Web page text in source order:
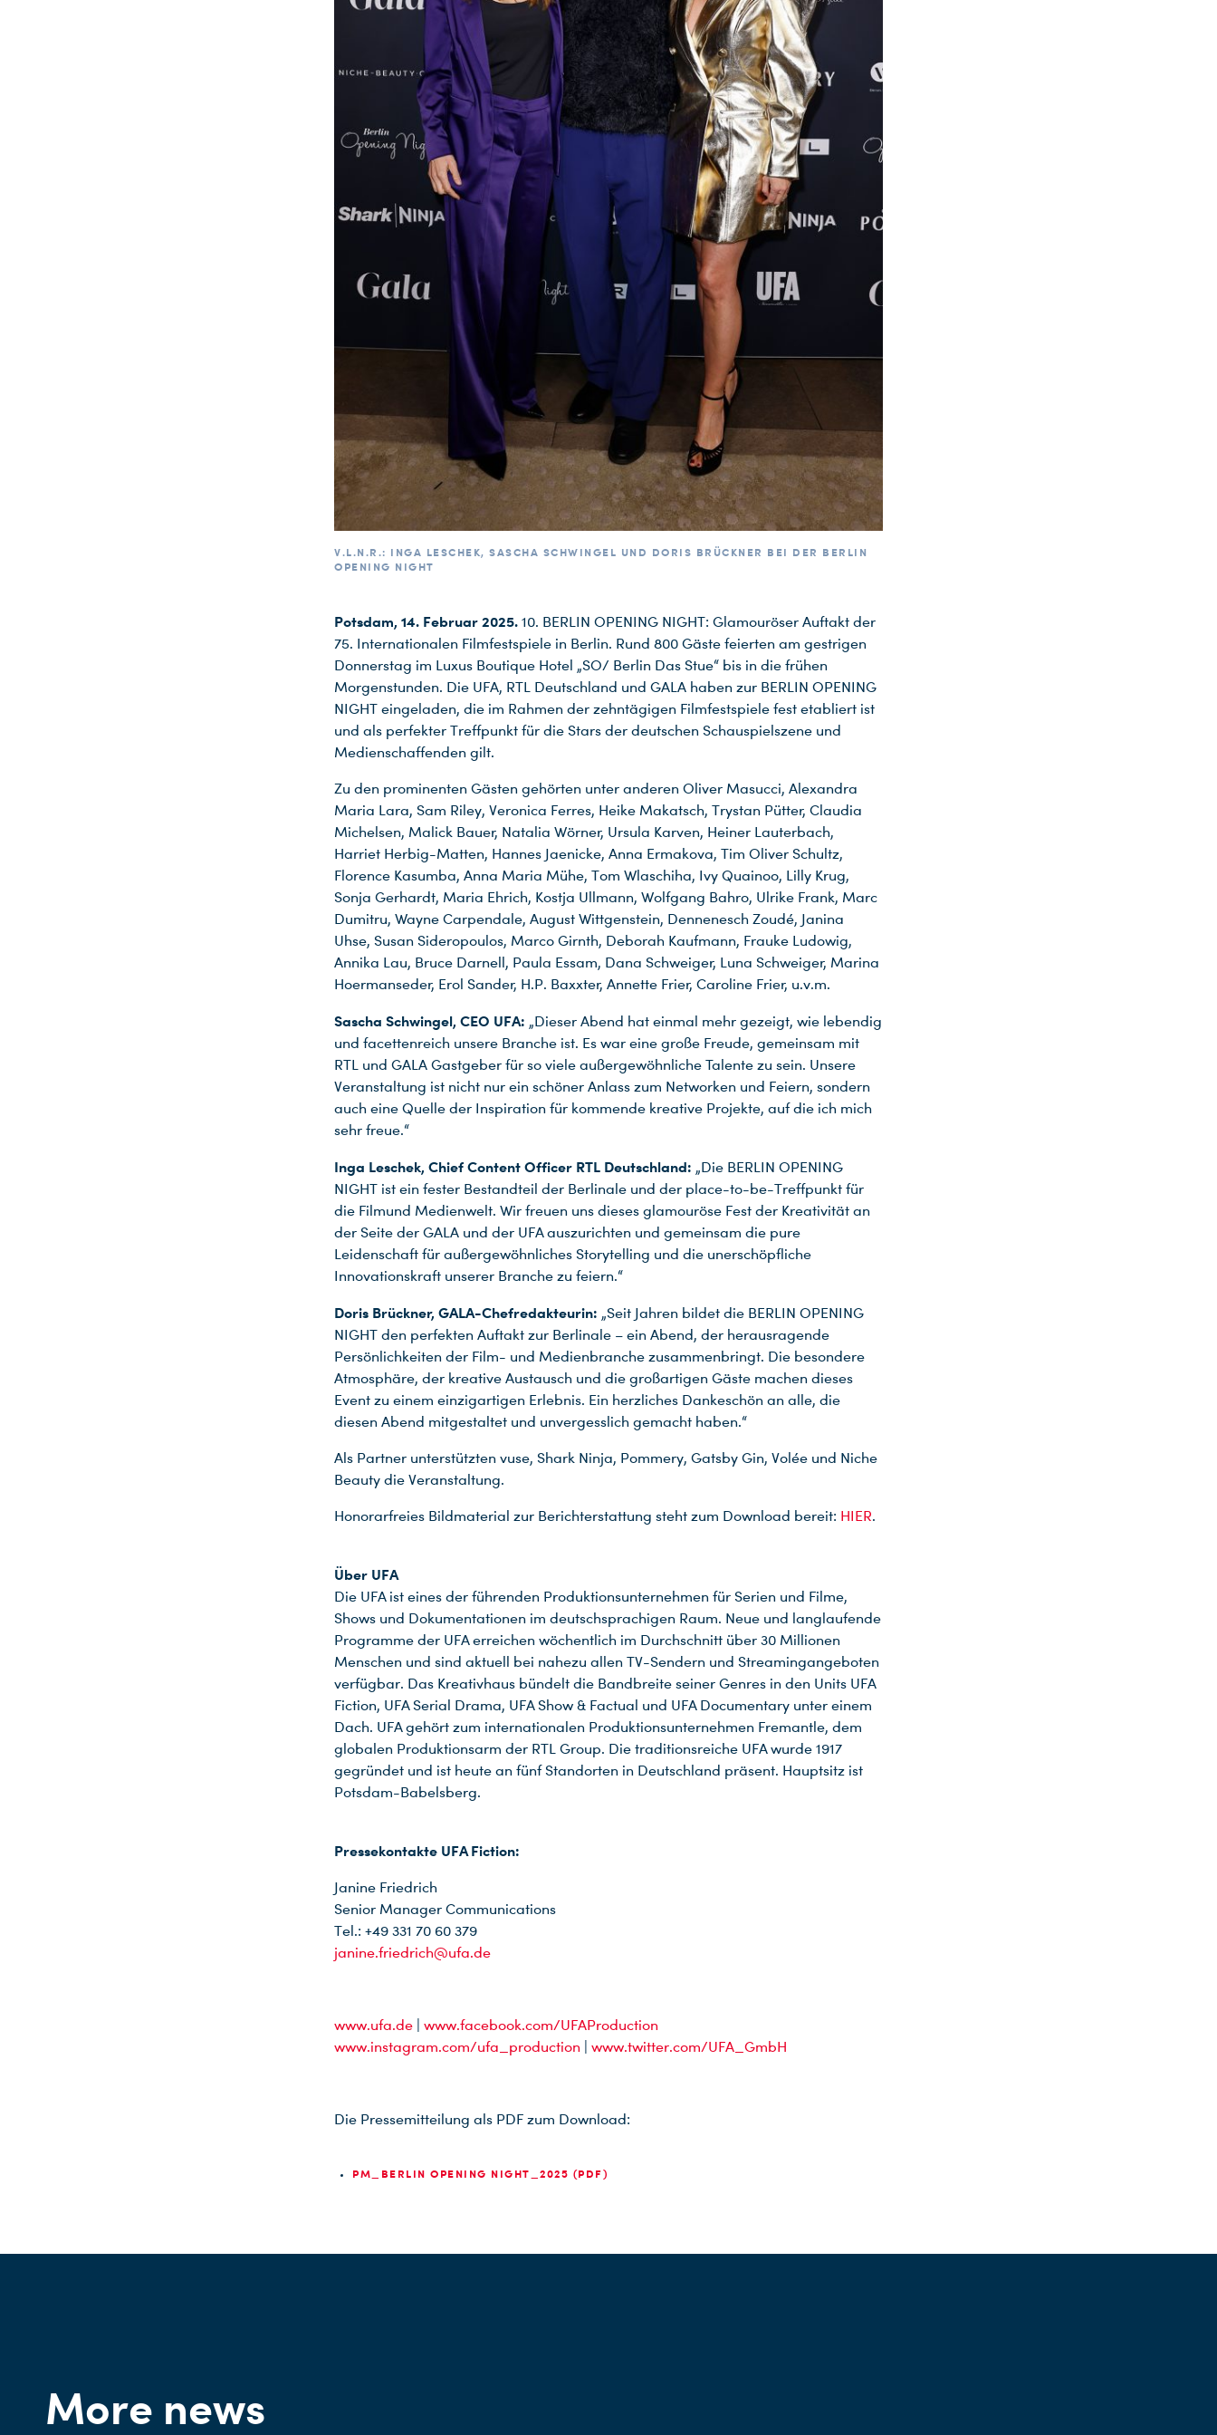
V.L.N.R.: INGA LESCHEK, SASCHA SCHWINGEL UND DORIS BRÜCKNER BEI DER BERLIN
OPENING NIGHT
Potsdam, 14. Februar 2025. 10. BERLIN OPENING NIGHT: Glamouröser Auftakt der
75. Internationalen Filmfestspiele in Berlin. Rund 800 Gäste feierten am gestrigen
Donnerstag im Luxus Boutique Hotel „SO/ Berlin Das Stue“ bis in die frühen
Morgenstunden. Die UFA, RTL Deutschland und GALA haben zur BERLIN OPENING
NIGHT eingeladen, die im Rahmen der zehntägigen Filmfestspiele fest etabliert ist
und als perfekter Treffpunkt für die Stars der deutschen Schauspielszene und
Medienschaffenden gilt.
Zu den prominenten Gästen gehörten unter anderen Oliver Masucci, Alexandra
Maria Lara, Sam Riley, Veronica Ferres, Heike Makatsch, Trystan Pütter, Claudia
Michelsen, Malick Bauer, Natalia Wörner, Ursula Karven, Heiner Lauterbach,
Harriet Herbig-Matten, Hannes Jaenicke, Anna Ermakova, Tim Oliver Schultz,
Florence Kasumba, Anna Maria Mühe, Tom Wlaschiha, Ivy Quainoo, Lilly Krug,
Sonja Gerhardt, Maria Ehrich, Kostja Ullmann, Wolfgang Bahro, Ulrike Frank, Marc
Dumitru, Wayne Carpendale, August Wittgenstein, Dennenesch Zoudé, Janina
Uhse, Susan Sideropoulos, Marco Girnth, Deborah Kaufmann, Frauke Ludowig,
Annika Lau, Bruce Darnell, Paula Essam, Dana Schweiger, Luna Schweiger, Marina
Hoermanseder, Erol Sander, H.P. Baxxter, Annette Frier, Caroline Frier, u.v.m.
Sascha Schwingel, CEO UFA: „Dieser Abend hat einmal mehr gezeigt, wie lebendig
und facettenreich unsere Branche ist. Es war eine große Freude, gemeinsam mit
RTL und GALA Gastgeber für so viele außergewöhnliche Talente zu sein. Unsere
Veranstaltung ist nicht nur ein schöner Anlass zum Networken und Feiern, sondern
auch eine Quelle der Inspiration für kommende kreative Projekte, auf die ich mich
sehr freue.“
Inga Leschek, Chief Content Officer RTL Deutschland: „Die BERLIN OPENING
NIGHT ist ein fester Bestandteil der Berlinale und der place-to-be-Treffpunkt für
die Filmund Medienwelt. Wir freuen uns dieses glamouröse Fest der Kreativität an
der Seite der GALA und der UFA auszurichten und gemeinsam die pure
Leidenschaft für außergewöhnliches Storytelling und die unerschöpfliche
Innovationskraft unserer Branche zu feiern.“
Doris Brückner, GALA-Chefredakteurin: „Seit Jahren bildet die BERLIN OPENING
NIGHT den perfekten Auftakt zur Berlinale – ein Abend, der herausragende
Persönlichkeiten der Film- und Medienbranche zusammenbringt. Die besondere
Atmosphäre, der kreative Austausch und die großartigen Gäste machen dieses
Event zu einem einzigartigen Erlebnis. Ein herzliches Dankeschön an alle, die
diesen Abend mitgestaltet und unvergesslich gemacht haben.“
Als Partner unterstützten vuse, Shark Ninja, Pommery, Gatsby Gin, Volée und Niche
Beauty die Veranstaltung.
Honorarfreies Bildmaterial zur Berichterstattung steht zum Download bereit: HIER.
Über UFA
Die UFA ist eines der führenden Produktionsunternehmen für Serien und Filme,
Shows und Dokumentationen im deutschsprachigen Raum. Neue und langlaufende
Programme der UFA erreichen wöchentlich im Durchschnitt über 30 Millionen
Menschen und sind aktuell bei nahezu allen TV-Sendern und Streamingangeboten
verfügbar. Das Kreativhaus bündelt die Bandbreite seiner Genres in den Units UFA
Fiction, UFA Serial Drama, UFA Show & Factual und UFA Documentary unter einem
Dach. UFA gehört zum internationalen Produktionsunternehmen Fremantle, dem
globalen Produktionsarm der RTL Group. Die traditionsreiche UFA wurde 1917
gegründet und ist heute an fünf Standorten in Deutschland präsent. Hauptsitz ist
Potsdam-Babelsberg.
Pressekontakte UFA Fiction:
Janine Friedrich
Senior Manager Communications
Tel.: +49 331 70 60 379
janine.friedrich@ufa.de
www.ufa.de
www.facebook.com/UFAProduction
www.instagram.com/ufa_production
www.twitter.com/UFA_GmbH
Die Pressemitteilung als PDF zum Download:
PM_BERLIN OPENING NIGHT_2025 (PDF)
More news